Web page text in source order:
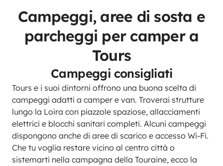
Campeggi, aree di sosta e
parcheggi per camper a
Tours
Campeggi consigliati
Tours e i suoi dintorni offrono una buona scelta di
campeggi adatti a camper e van. Troverai strutture
lungo la Loira con piazzole spaziose, allacciamenti
elettrici e blocchi sanitari completi. Alcuni campeggi
dispongono anche di aree di scarico e accesso Wi-Fi.
Che tu voglia restare vicino al centro città o
sistemarti nella campagna della Touraine, ecco la